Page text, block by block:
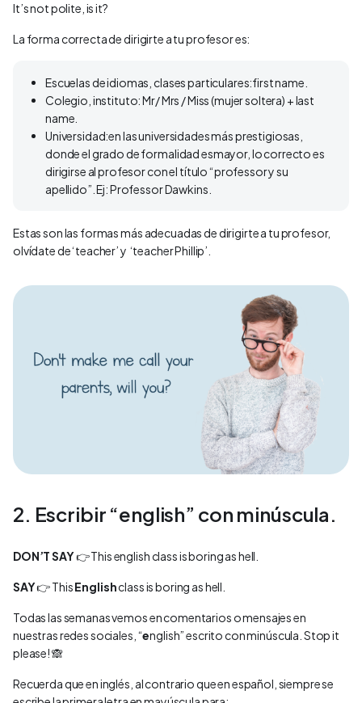
It’s not polite, is it?
La forma correcta de dirigirte a tu profesor es:
Escuelas de idiomas, clases particulares:first name.
Colegio, instituto: Mr/ Mrs / Miss (mujer soltera) + last
name.
Universidad:en las universidades más prestigiosas,
donde el grado de formalidad esmayor, lo correcto es
dirigirse al profesor con el título “professor y su
apellido”. Ej: ProfessorDawkins.
Estas son las formas más adecuadas de dirigirte a tu profesor,
olvídate de ‘teacher’ y ‘teacher Phillip’.
2. Escribir “english” con minúscula.
DON’T SAY👉 This english class is boring as hell.
SAY👉 ThisEnglishclass is boring as hell.
Todas las semanas vemos en comentarios o mensajes en
nuestras redes sociales, “english” escrito con minúscula. Stop it
please! 🙈
Recuerda que en inglés, al contrario que en español, siempre se